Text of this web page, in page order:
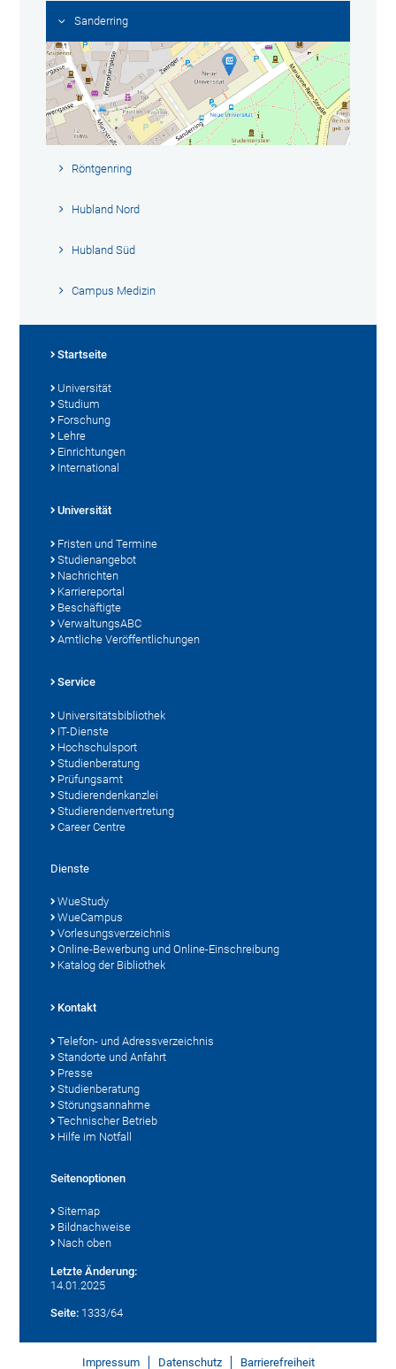
Sanderring
Röntgenring
Hubland Nord
Hubland Süd
Campus Medizin
Startseite
Universität
Studium
Forschung
Lehre
Einrichtungen
International
Universität
Fristen und Termine
Studienangebot
Nachrichten
Karriereportal
Beschäftigte
VerwaltungsABC
Amtliche Veröffentlichungen
Service
Universitätsbibliothek
IT-Dienste
Hochschulsport
Studienberatung
Prüfungsamt
Studierendenkanzlei
Studierendenvertretung
Career Centre
Dienste
WueStudy
WueCampus
Vorlesungsverzeichnis
Online-Bewerbung und Online-Einschreibung
Katalog der Bibliothek
Kontakt
Telefon- und Adressverzeichnis
Standorte und Anfahrt
Presse
Studienberatung
Störungsannahme
Technischer Betrieb
Hilfe im Notfall
Seitenoptionen
Sitemap
Bildnachweise
Nach oben
Letzte Änderung:
14.01.2025
Seite: 1333/64
Impressum Datenschutz Barrierefreiheit